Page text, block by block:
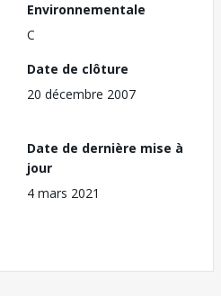
Environnementale
C
Date de clôture
20 décembre 2007
Date de dernière mise à
jour
4 mars 2021